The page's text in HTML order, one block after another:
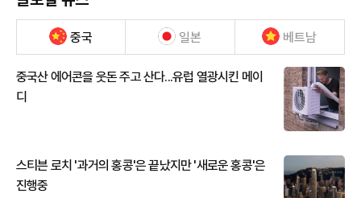
중국 일본 베트남
중국산 에어콘을 웃돈 주고 산다...유럽 열광시킨 메이
디
스티븐 로치 '과거의 홍콩'은 끝났지만 '새로운 홍콩'은
진행중